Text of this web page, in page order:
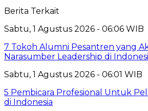
Berita Terkait
Sabtu, 1 Agustus 2026 - 06:06 WIB
7 Tokoh Alumni Pesantren yang
Narasumber Leadership di
Sabtu, 1 Agustus 2026 - 06:01 WIB
5 Pembicara Profesional Untuk
di Indonesia